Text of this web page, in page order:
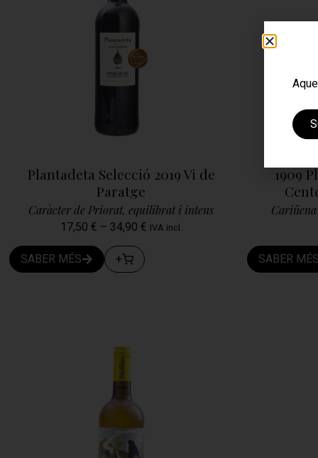
Plantadeta Selecció 2019 Vi de
Paratge
Caràcter de Priorat, equilibrat i intens
17,50 € – 34,90 € IVA incl.
SABER MÉS +
1909
SABER